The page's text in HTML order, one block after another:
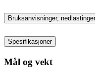
Bruksanvisninger,
Spesifikasjoner
Mål og vekt